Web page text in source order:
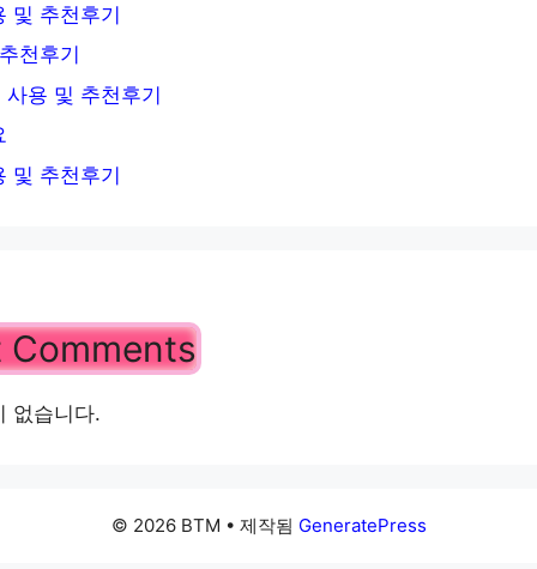
및 추천후기
천후기
용 및 추천후기
및 추천후기
Comments
없습니다.
© 2026 BTM • 제작됨 GeneratePress